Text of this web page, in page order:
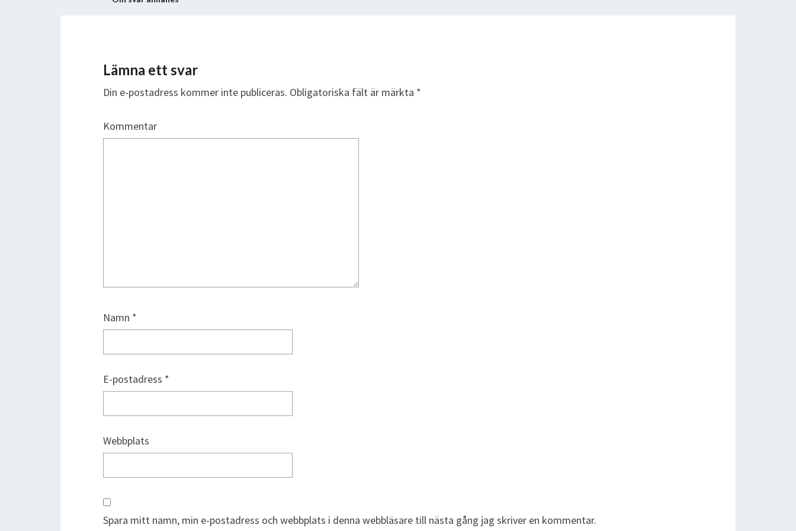
Lämna ett svar
Din e-postadress kommer inte publiceras. Obligatoriska fält är märkta *
Kommentar
Namn *
E-postadress *
Webbplats
Spara mitt namn, min e-postadress och webbplats i denna webbläsare till nästa gång jag skriver en kommentar.